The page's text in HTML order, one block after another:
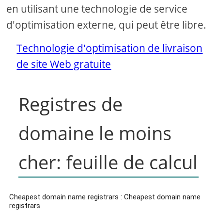
en utilisant une technologie de service
d'optimisation externe, qui peut être libre.
Technologie d'optimisation de livraison
de site Web gratuite
Registres de
domaine le moins
cher: feuille de calcul